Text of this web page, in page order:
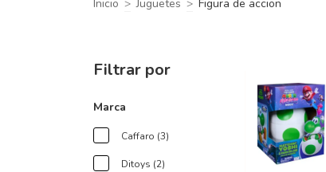
Inicio > Juguetes > Figura de accion
Filtrar por
Marca
Caffaro (3)
Ditoys (2)